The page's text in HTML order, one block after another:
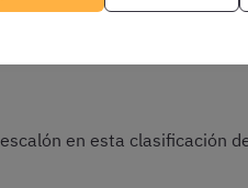
en esta clasificación